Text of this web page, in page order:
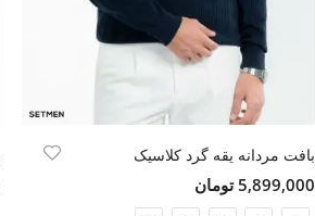
بافت مردانه یقه گرد کلاسیک
5,899,000 تومان